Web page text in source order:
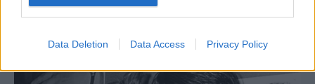
Data Deletion Data Access Privacy Policy